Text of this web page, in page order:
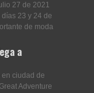
27 de 2021
23 y 24 de
de moda
a
ciudad de
Adventure